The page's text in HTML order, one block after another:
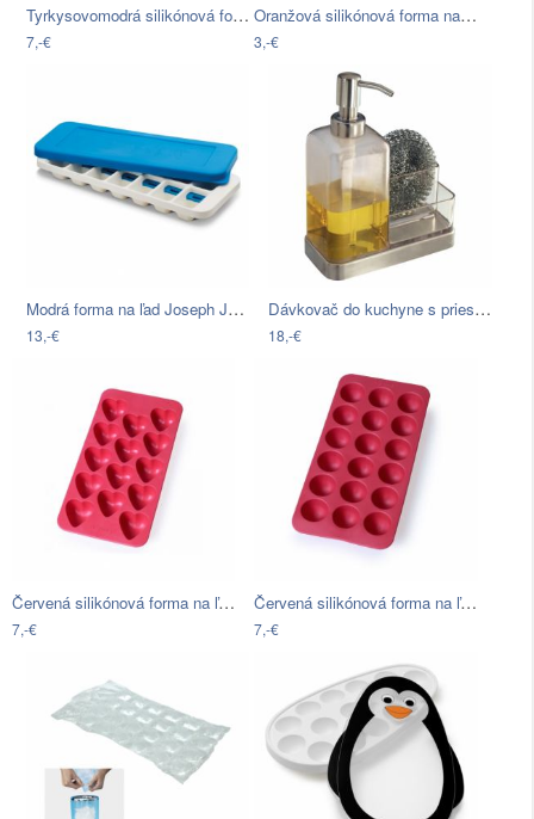
Tyrkysovomodrá silikónová forma na ľad…
7,-€
Oranžová silikónová forma na volské oko…
3,-€
Modrá forma na ľad Joseph Joseph…
13,-€
Dávkovač do kuchyne s priestorom na…
18,-€
Červená silikónová forma na ľad Lékué…
7,-€
Červená silikónová forma na ľad Lékué…
7,-€